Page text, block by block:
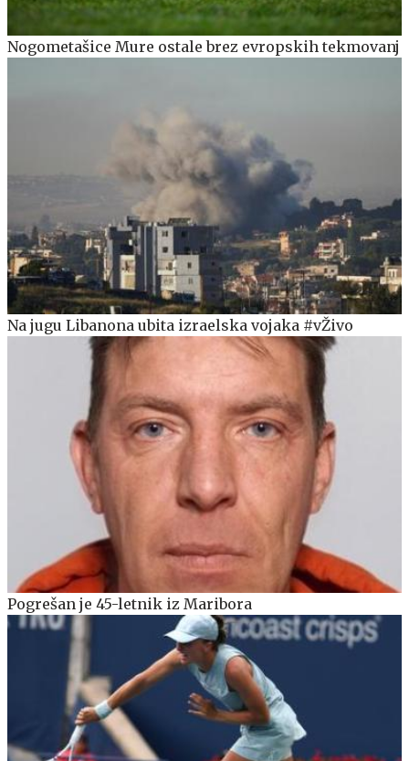
Nogometašice Mure ostale brez evropskih tekmovanj
Na jugu Libanona ubita izraelska vojaka #vŽivo
Pogrešan je 45-letnik iz Maribora